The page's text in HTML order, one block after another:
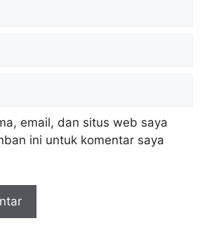
email, dan situs web saya
ini untuk komentar saya